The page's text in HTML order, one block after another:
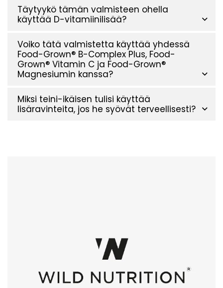
Täytyykö tämän valmisteen ohella
käyttää D-vitamiinilisää?
Voiko tätä valmistetta käyttää yhdessä
Food-Grown® B-Complex Plus, Food-
Grown® Vitamin C ja Food-Grown®
Magnesiumin kanssa?
Miksi teini-ikäisen tulisi käyttää
lisäravinteita, jos he syövät terveellisesti?